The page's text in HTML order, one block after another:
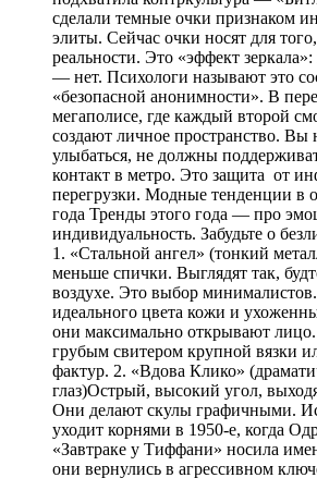
сделали темные очки признаком
элиты. Сейчас очки носят для
реальности. Это «эффект
— нет. Психологи называют это
«безопасной анонимности». В
мегаполисе, где каждый второй
создают личное пространство. Вы
улыбаться, не должны
контакт в метро. Это защита от
перегрузки. Модные тенденции в
года Тренды этого года — про
индивидуальность. Забудьте о
1. «Стальной ангел» (тонкий
меньше спички. Выглядят так,
воздухе. Это выбор
идеального цвета кожи и
они максимально открывают
грубым свитером крупной вязки
фактур. 2. «Вдова Клико»
глаз)Острый, высокий угол,
Они делают скулы графичными.
уходит корнями в 1950-е, когда
«Завтраке у Тиффани» носила
они вернулись в агрессивном